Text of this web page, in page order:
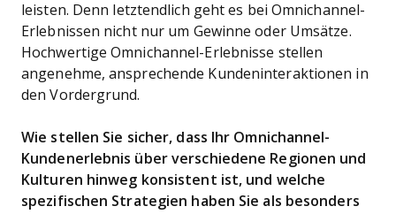
leisten. Denn letztendlich geht es bei Omnichannel-
Erlebnissen nicht nur um Gewinne oder Umsätze.
Hochwertige Omnichannel-Erlebnisse stellen
angenehme, ansprechende Kundeninteraktionen in
den Vordergrund.
Wie stellen Sie sicher, dass Ihr Omnichannel-
Kundenerlebnis über verschiedene Regionen und
Kulturen hinweg konsistent ist, und welche
spezifischen Strategien haben Sie als besonders